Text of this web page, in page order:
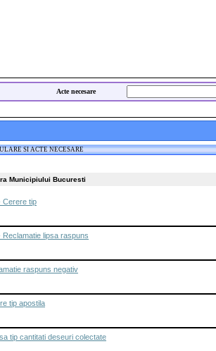
Acte necesare
SI ACTE NECESARE
Municipiului Bucuresti
Cerere tip
Reclamatie lipsa raspuns
raspuns negativ
tip apostila
tip cantitati deseuri colectate